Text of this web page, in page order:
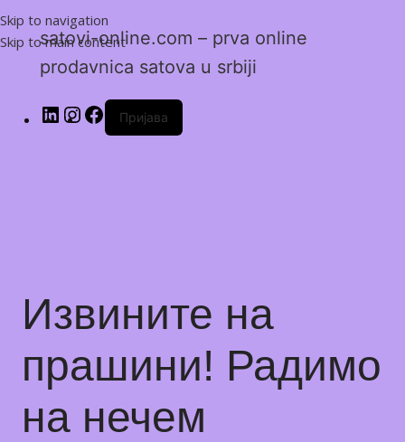
Skip to navigation
Skip to main content
satovi-online.com – prva online
prodavnica satova u srbiji
Пријава
Извините на
прашини! Радимо
на нечем